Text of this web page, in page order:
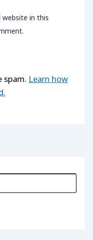
website in this
spam.Learn how